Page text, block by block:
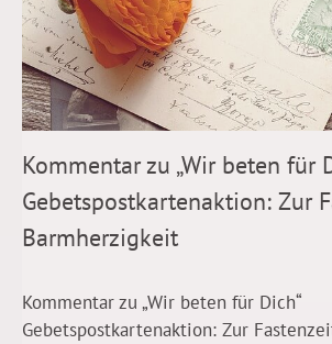
Kommentar zu „Wir beten für
Gebetspostkartenaktion: Zur
Barmherzigkeit
Kommentar zu „Wir beten für Dich“
Gebetspostkartenaktion: Zur